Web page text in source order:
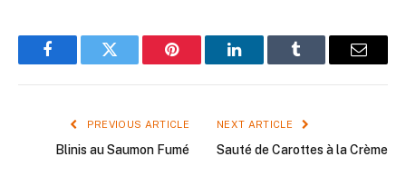
FacebookTwitter Pinterest LinkedInTumblr Email
PREVIOUS ARTICLE
Blinis au Saumon Fumé
NEXT ARTICLE
Sauté de Carottes à la Crème